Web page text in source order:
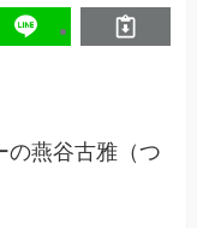
の燕谷古雅（つ